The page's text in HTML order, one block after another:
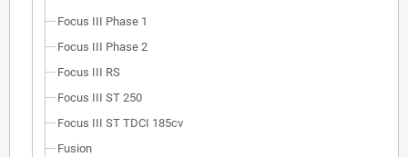
Focus III Phase 1
Focus III Phase 2
Focus III RS
Focus III ST 250
Focus III ST TDCI 185cv
Fusion